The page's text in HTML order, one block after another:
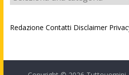
Redazione Contatti Disclaimer